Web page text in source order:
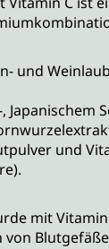
und
Japanischem
und
mit
von